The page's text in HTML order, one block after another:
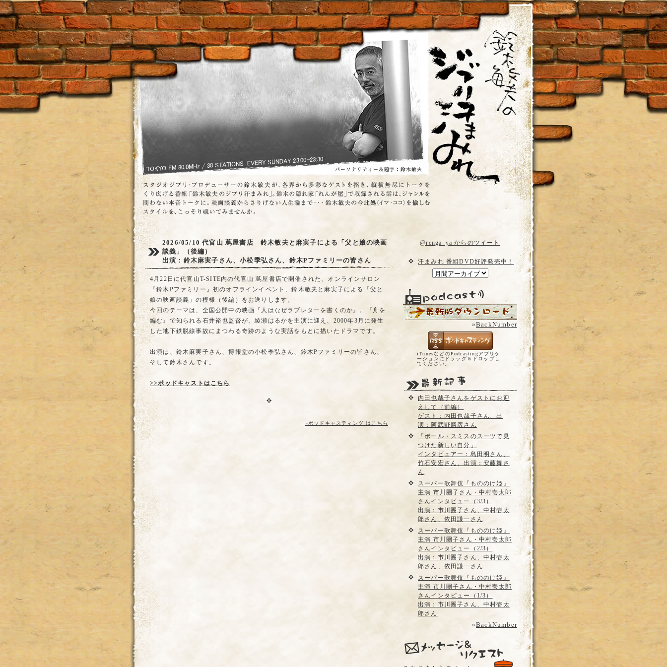
2026/05/10代官山 蔦屋書店 鈴木敏夫と麻実子による「父と娘の映画
談義」（後編）
出演：鈴木麻実子さん、小松季弘さん、鈴木Pファミリーの皆さん
4月22日に代官山T-SITE内の代官山 蔦屋書店で開催された、オンラインサロン
『鈴木Pファミリー』初のオフラインイベント、鈴木敏夫と麻実子による「父と
娘の映画談義」の模様（後編）をお送りします。
今回のテーマは、全国公開中の映画『人はなぜラブレターを書くのか』。『舟を
編む』で知られる石井裕也監督が、綾瀬はるかを主演に迎え、2000年3月に発生
した地下鉄脱線事故にまつわる奇跡のような実話をもとに描いたドラマです。
出演は、鈴木麻実子さん、博報堂の小松季弘さん、鈴木Pファミリーの皆さん、
そして鈴木さんです。
>>ポッドキャストはこちら
»ポッドキャスティング はこちら
@renga_ya からのツイート
汗まみれ 番組DVD好評発売中！
»BackNumber
iTunesなどのPodcastingアプリケ
ーションにドラッグ＆ドロップし
てください。
内田也哉子さんをゲストにお迎
えして（前編）
ゲスト：内田也哉子さん、出
演：阿武野勝彦さん
「ポール・スミスのスーツで見
つけた新しい自分」
インタビュアー：島田明さん、
竹石安宏さん、出演：安藤舞さ
ん
スーパー歌舞伎『もののけ姫』
主演 市川團子さん・中村壱太郎
さんインタビュー（3/3）
出演：市川團子さん、中村壱太
郎さん、依田謙一さん
スーパー歌舞伎『もののけ姫』
主演 市川團子さん・中村壱太郎
さんインタビュー（2/3）
出演：市川團子さん、中村壱太
郎さん、依田謙一さん
スーパー歌舞伎『もののけ姫』
主演 市川團子さん・中村壱太郎
さんインタビュー（1/3）
出演：市川團子さん、中村壱太
郎さん
»BackNumber